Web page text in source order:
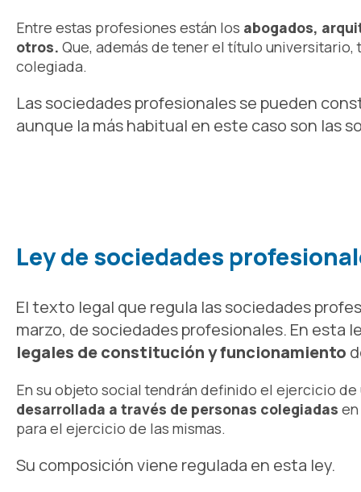
Entre estas profesiones están los abogados,
otros. Que, además de tener el título
colegiada.
Las sociedades profesionales se pueden
aunque la más habitual en este caso son las
Ley de sociedades
El texto legal que regula las sociedades
marzo, de sociedades profesionales. En esta
legales de constitución y funcionamiento
En su objeto social tendrán definido el ejercicio
desarrollada a través de personas colegiadas
para el ejercicio de las mismas.
Su composición viene regulada en esta ley.